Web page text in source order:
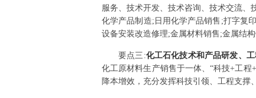
服务、技术开发、技术咨询、技术交流、
化学产品制造;日用化学产品销售;打字复
设备安装改造修理;金属材料销售;金属结
要点三 :化工石化技术和产品研发、
化工原材料生产销售于一体、“科技+工
降本增效，充分发挥科技引领、工程支撑